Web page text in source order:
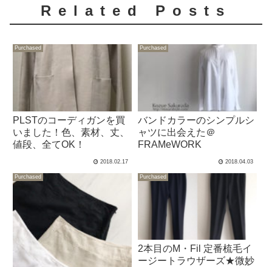
Related Posts
Purchased
PLSTのコーディガンを買
いました！色、素材、丈、
値段、全てOK！
2018.02.17
Purchased
バンドカラーのシンプルシ
ャツに出会えた＠
FRAMeWORK
2018.04.03
Purchased Purchased
2本目のM・Fil 定番梳毛イ
ージートラウザーズ★微妙